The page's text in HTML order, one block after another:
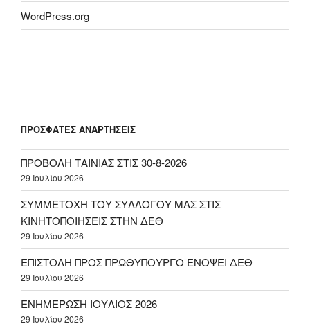
WordPress.org
ΠΡΟΣΦΑΤΕΣ ΑΝΑΡΤΗΣΕΙΣ
ΠΡΟΒΟΛΗ ΤΑΙΝΙΑΣ ΣΤΙΣ 30-8-2026
29 Ιουλίου 2026
ΣΥΜΜΕΤΟΧΗ ΤΟΥ ΣΥΛΛΟΓΟΥ ΜΑΣ ΣΤΙΣ
ΚΙΝΗΤΟΠΟΙΗΣΕΙΣ ΣΤΗΝ ΔΕΘ
29 Ιουλίου 2026
ΕΠΙΣΤΟΛΗ ΠΡΟΣ ΠΡΩΘΥΠΟΥΡΓΟ ΕΝΟΨΕΙ ΔΕΘ
29 Ιουλίου 2026
ΕΝΗΜΕΡΩΣΗ ΙΟΥΛΙΟΣ 2026
29 Ιουλίου 2026